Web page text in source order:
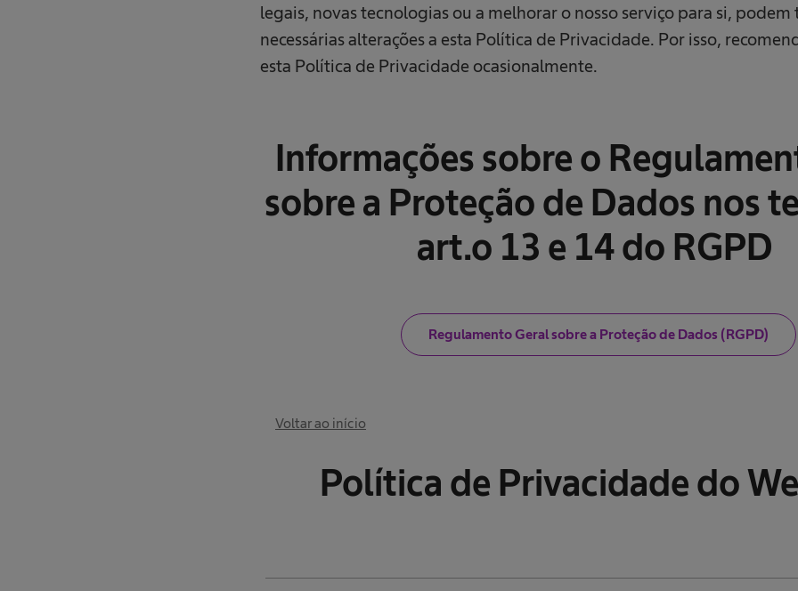
legais, novas tecnologias ou a melhorar o nosso serviço para si, podem
necessárias alterações a esta Política de Privacidade. Por isso,
esta Política de Privacidade ocasionalmente.
Informações sobre o
sobre a Proteção de Dados nos
art.o 13 e 14 do RGPD
Regulamento Geral sobre a Proteção de Dados (RGPD)
Voltar ao início
Política de Privacidade do